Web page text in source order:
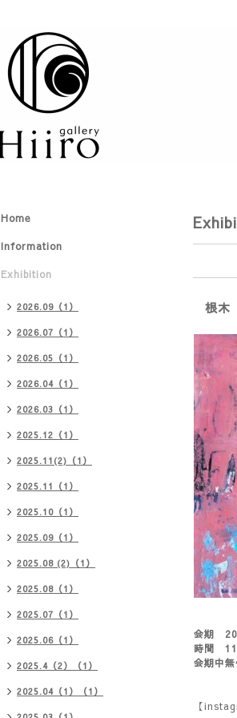
根
会期
時間
会期中無
【
Home
Information
Exhibition
2026.09（1）
2026.07（1）
2026.05（1）
2026.04（1）
2026.03（1）
2025.12（1）
2025.11(2)（1）
2025.11（1）
2025.10（1）
2025.09（1）
2025.08 (2)（1）
2025.08（1）
2025.07（1）
2025.06（1）
2025.4（2）（1）
2025.04（1）（1）